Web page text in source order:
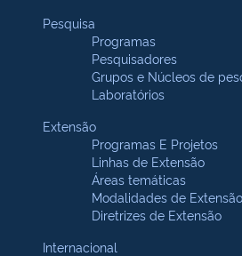
Pesquisa
Programas
Pesquisadores
Grupos e Núcleos de
Laboratórios
Extensão
Programas E Projetos
Linhas de Extensão
Áreas temáticas
Modalidades de Extensão
Diretrizes de Extensão
Internacional